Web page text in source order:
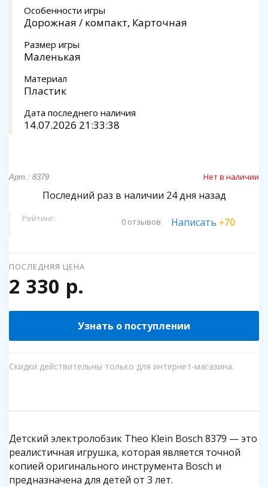
Особенности игры
Дорожная / компакт, Карточная
Размер игры
Маленькая
Материал
Пластик
Дата последнего наличия
14.07.2026 21:33:38
Арт.: 8379 Нет в наличии
Последний раз в наличии 24 дня назад
Рейтинг: 0 отзывов Написать +70
ПОСЛЕДНЯЯ ЦЕНА
2 330 р.
Узнать о поступлении
Скидки действительны только для интернет-магазина.
Детский электролобзик Theo Klein Bosch 8379 — это
реалистичная игрушка, которая является точной
копией оригинального инструмента Bosch и
предназначена для детей от 3 лет.